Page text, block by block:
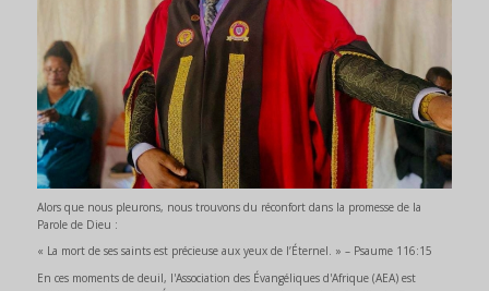
Alors que nous pleurons, nous trouvons du réconfort dans la promesse de la
Parole de Dieu :
« La mort de ses saints est précieuse aux yeux de l’Éternel. » – Psaume 116:15
En ces moments de deuil, l'Association des Évangéliques d'Afrique (AEA) est